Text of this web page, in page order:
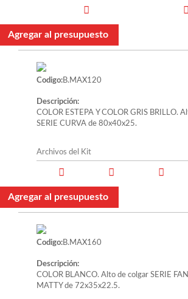
Agregar al presupuesto
Codigo:B.MAX120
Descripción:
COLOR ESTEPA Y COLOR GRIS BRILLO.
SERIE CURVA de 80x40x25.
Archivos del Kit
Agregar al presupuesto
Codigo:B.MAX160
Descripción:
COLOR BLANCO. Alto de colgar SERIE
MATTY de 72x35x22.5.